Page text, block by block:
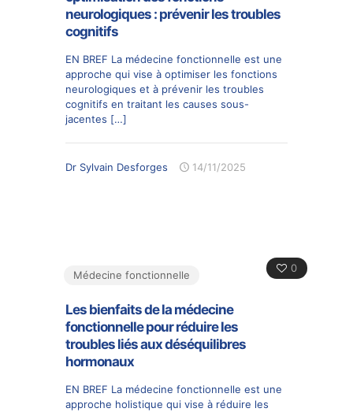
neurologiques : prévenir les troubles
cognitifs
EN BREF La médecine fonctionnelle est une
approche qui vise à optimiser les fonctions
neurologiques et à prévenir les troubles
cognitifs en traitant les causes sous-
jacentes […]
Dr Sylvain Desforges 14/11/2025
0
Médecine fonctionnelle
Les bienfaits de la médecine
fonctionnelle pour réduire les
troubles liés aux déséquilibres
hormonaux
EN BREF La médecine fonctionnelle est une
approche holistique qui vise à réduire les